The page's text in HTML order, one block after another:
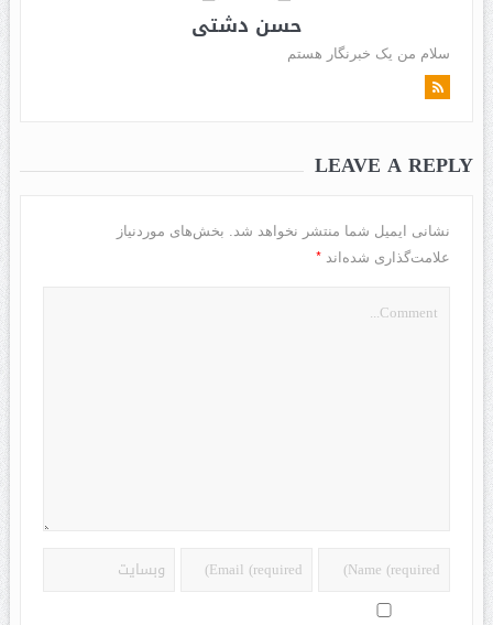
حسن دشتی
سلام من یک خبرنگار هستم
LEAVE A REPLY
نشانی ایمیل شما منتشر نخواهد شد.
بخش‌های موردنیاز
علامت‌گذاری شده‌اند *